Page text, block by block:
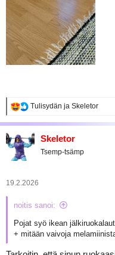
R
a
k
t
:
Tulisydän ja Skeletor
Skeletor
Tsemp-tsämp
19.2.2026
noitis sanoi:
Pojat syö ikean
+ mitään vaivoja